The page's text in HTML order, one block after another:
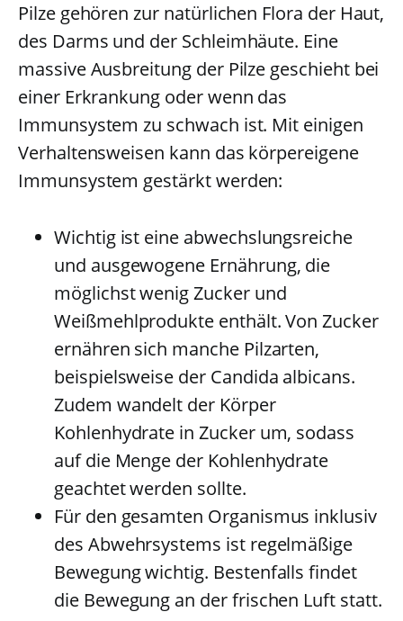
Pilze gehören zur natürlichen Flora der Haut,
des Darms und der Schleimhäute. Eine
massive Ausbreitung der Pilze geschieht bei
einer Erkrankung oder wenn das
Immunsystem zu schwach ist. Mit einigen
Verhaltensweisen kann das körpereigene
Immunsystem gestärkt werden:
Wichtig ist eine abwechslungsreiche
und ausgewogene Ernährung, die
möglichst wenig Zucker und
Weißmehlprodukte enthält. Von Zucker
ernähren sich manche Pilzarten,
beispielsweise der Candida albicans.
Zudem wandelt der Körper
Kohlenhydrate in Zucker um, sodass
auf die Menge der Kohlenhydrate
geachtet werden sollte.
Für den gesamten Organismus inklusiv
des Abwehrsystems ist regelmäßige
Bewegung wichtig. Bestenfalls findet
die Bewegung an der frischen Luft statt.